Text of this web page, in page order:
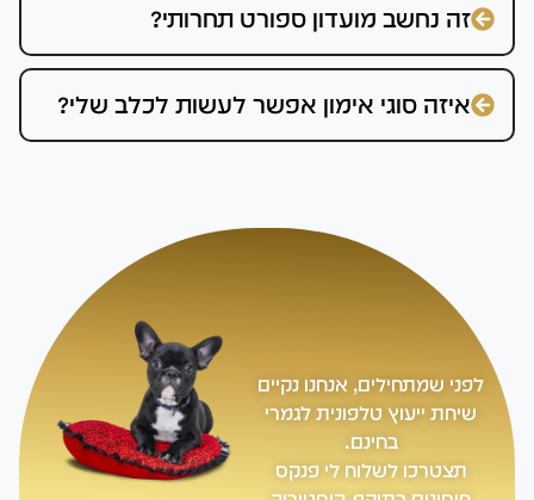
זה נחשב מועדון ספורט תחרותי?
איזה סוגי אימון אפשר לעשות לכלב שלי?
לפני שמתחילים, אנחנו נקיים
שיחת ייעוץ טלפונית לגמרי
בחינם.
תצטרכו לשלוח לי פנקס